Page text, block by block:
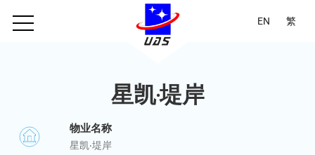
EN 繁
星凯‧堤岸
物业名称
星凯‧堤岸